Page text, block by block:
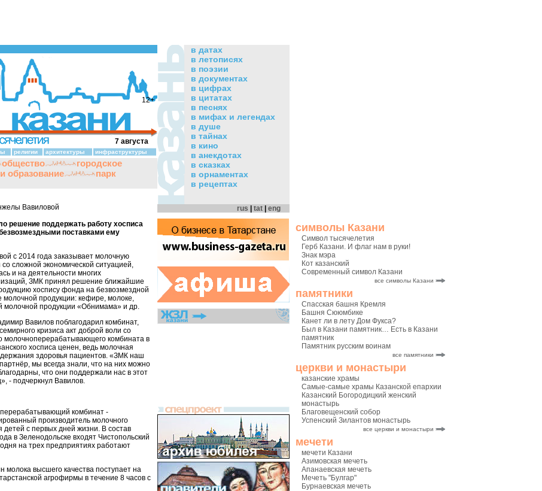
символы Казани
Символ тысячелетия
Герб Казани. И флаг нам в руки!
Знак мэра
Кот казанский
Современный символ Казани
все символы Казани
памятники
Спасская башня Кремля
Башня Сююмбике
Канет ли в лету Дом Фукса?
Был в Казани памятник… Есть в Казани
памятник
Памятник русским воинам
все памятники
церкви и монастыри
казанские храмы
Самые-самые храмы Казанской епархии
Казанский Богородицкий женский
монастырь
Благовещенский собор
Успенский Зилантов монастырь
все церкви и монастыри
мечети
мечети Казани
Азимовская мечеть
Апанаевская мечеть
Мечеть "Булгар"
Бурнаевская мечеть
12+
7 августа
религии архитектуры инфраструктуры
общество
городское
образование
парк
Вавиловой
решение поддержать работу хосписа
поставками ему
с 2014 года заказывает молочную
сложной экономической ситуацией,
и на деятельности многих
ЗМК принял решение ближайшие
хоспису фонда на безвозмездной
молочной продукции: кефире, молоке,
молочной продукции «Обнимама» и др.
Вавилов поблагодарил комбинат,
кризиса акт доброй воли со
молочноперерабатывающего комбината в
хосписа ценен, ведь молочная
здоровья пациентов. «ЗМК наш
мы всегда знали, что на них можно
что они поддержали нас в этот
- подчеркнул Вавилов.
комбинат -
производитель молочного
детей с первых дней жизни. В состав
в Зеленодольске входят Чистопольский
на трех предприятиях работают
молока высшего качества поступает на
агрофирмы в течение 8 часов с
в датах
в летописях
в поэзии
в документах
в цифрах
в цитатах
в песнях
в мифах и легендах
в душе
в тайнах
в кино
в анекдотах
в сказках
в орнаментах
в рецептах
rus tat eng